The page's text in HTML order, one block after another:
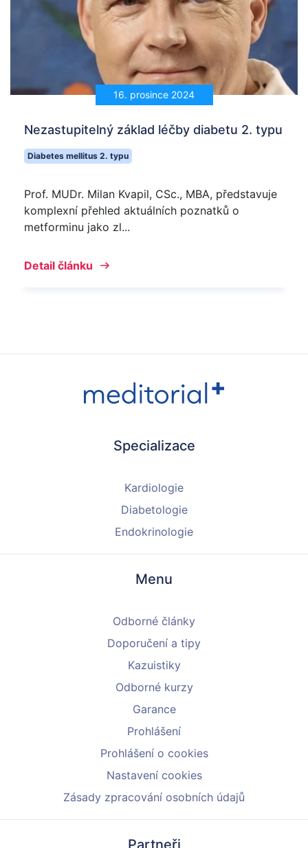
16. prosince 2024
Nezastupitelný základ léčby diabetu 2. typu
Diabetes mellitus 2. typu
Prof. MUDr. Milan Kvapil, CSc., MBA, představuje
komplexní přehled aktuálních poznatků o
metforminu jako zl...
Detail článku
Specializace
Kardiologie
Diabetologie
Endokrinologie
Menu
Odborné články
Doporučení a tipy
Kazuistiky
Odborné kurzy
Garance
Prohlášení
Prohlášení o cookies
Nastavení cookies
Zásady zpracování osobních údajů
Partneři